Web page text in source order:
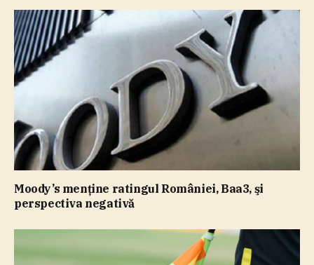
Moody’s menţine ratingul României, Baa3, şi
perspectiva negativă